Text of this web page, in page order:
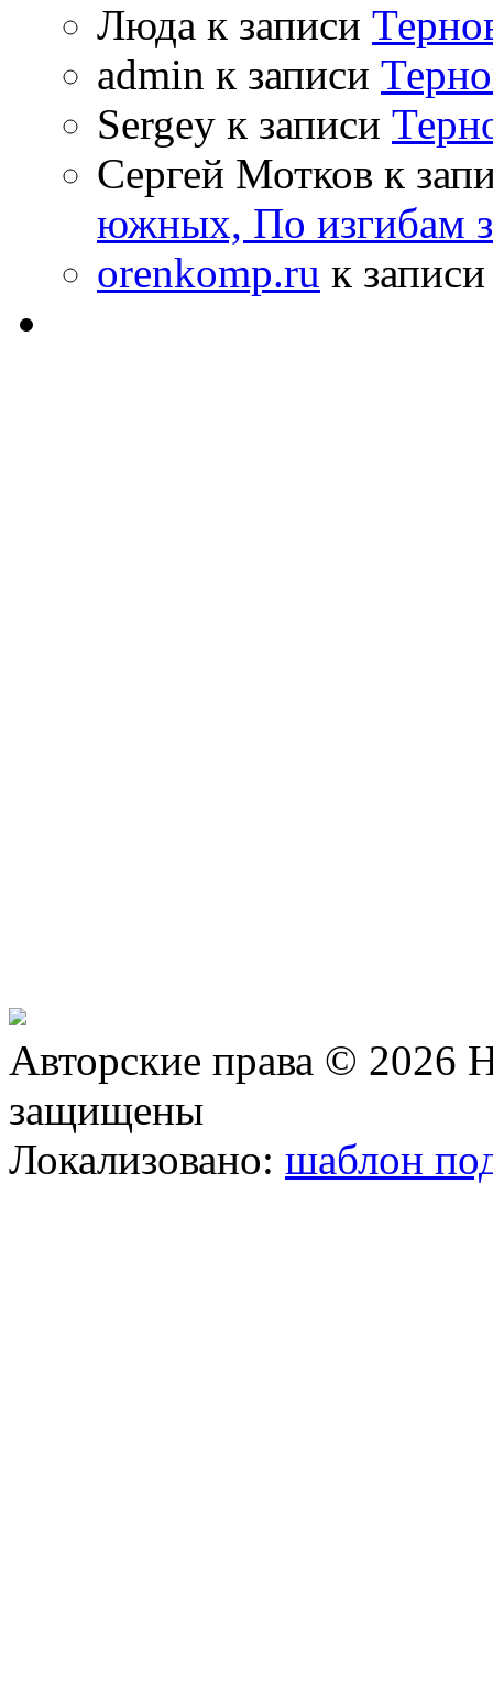
Люда к записи
admin к записи
Sergey к записи
Сергей Мотков к
южных, По изгибам
orenkomp.ru к
Авторские права © 2026
защищены
Локализовано: шаблон